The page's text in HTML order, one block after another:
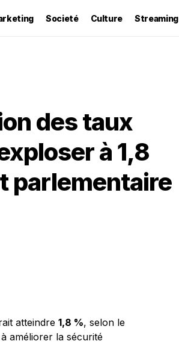
Societé Culture Streaming
des taux
à 1,8
parlementaire
atteindre 1,8 %, selon le
améliorer la sécurité